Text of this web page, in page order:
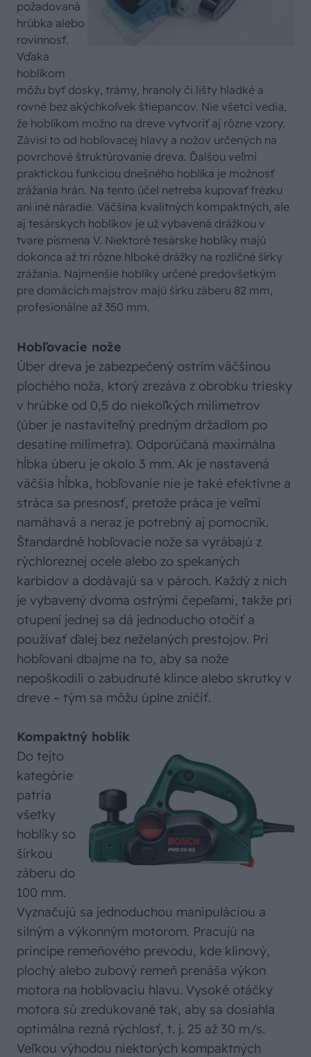
požadovaná
hrúbka alebo
rovinnosť.
Vďaka
hoblíkom
môžu byť dosky, trámy, hranoly či lišty hladké a
rovné bez akýchkoľvek štiepancov. Nie všetci vedia,
že hoblíkom možno na dreve vytvoriť aj rôzne vzory.
Závisí to od hobľovacej hlavy a nožov určených na
povrchové štruktúrovanie dreva. Ďalšou veľmi
praktickou funkciou dnešného hoblíka je možnosť
zrážania hrán. Na tento účel netreba kupovať frézku
ani iné náradie. Väčšina kvalitných kompaktných, ale
aj tesárskych hoblíkov je už vybavená drážkou v
tvare písmena V. Niektoré tesárske hoblíky majú
dokonca až tri rôzne hlboké drážky na rozličné šírky
zrážania. Najmenšie hoblíky určené predovšetkým
pre domácich majstrov majú šírku záberu 82 mm,
profesionálne až 350 mm.
Hobľovacie nože
Úber dreva je zabezpečený ostrím väčšinou
plochého noža, ktorý zrezáva z obrobku triesky
v hrúbke od 0,5 do niekoľkých milimetrov
(úber je nastaviteľný predným držadlom po
desatine milimetra). Odporúčaná maximálna
hĺbka úberu je okolo 3 mm. Ak je nastavená
väčšia hĺbka, hobľovanie nie je také efektívne a
stráca sa presnosť, pretože práca je veľmi
namáhavá a neraz je potrebný aj pomocník.
Štandardné hobľovacie nože sa vyrábajú z
rýchloreznej ocele alebo zo spekaných
karbidov a dodávajú sa v pároch. Každý z nich
je vybavený dvoma ostrými čepeľami, takže pri
otupení jednej sa dá jednoducho otočiť a
používať ďalej bez neželaných prestojov. Pri
hobľovaní dbajme na to, aby sa nože
nepoškodili o zabudnuté klince alebo skrutky v
dreve – tým sa môžu úplne zničiť.
Kompaktný hoblík
Do tejto
kategórie
patria
všetky
hoblíky so
šírkou
záberu do
100 mm.
Vyznačujú sa jednoduchou manipuláciou a
silným a výkonným motorom. Pracujú na
princípe remeňového prevodu, kde klinový,
plochý alebo zubový remeň prenáša výkon
motora na hobľovaciu hlavu. Vysoké otáčky
motora sú zredukované tak, aby sa dosiahla
optimálna rezná rýchlosť, t. j. 25 až 30 m/s.
Veľkou výhodou niektorých kompaktných